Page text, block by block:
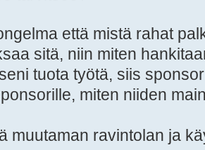
että mistä rahat
sitä, niin miten
tuota työtä, siis
miten niiden
muutaman ravintolan ja